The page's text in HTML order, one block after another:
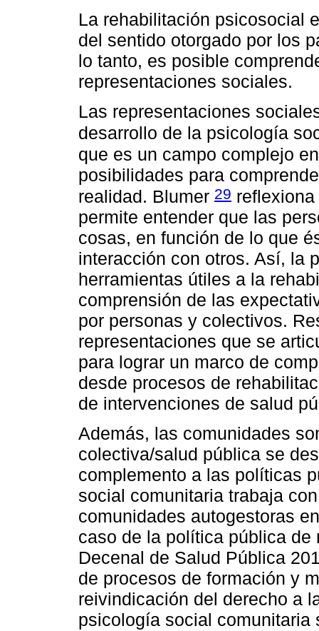
La rehabilitación psicosocial
del sentido otorgado por los
lo tanto, es posible
representaciones sociales.
Las representaciones
desarrollo de la psicología
que es un campo complejo
posibilidades para
realidad. Blumer 29
permite entender que las
cosas, en función de lo que
interacción con otros. Así, la
herramientas útiles a la
comprensión de las
por personas y colectivos.
representaciones que se
para lograr un marco de
desde procesos de
de intervenciones de salud
Además, las comunidades
colectiva/salud pública se
complemento a las políticas
social comunitaria trabaja
comunidades autogestoras
caso de la política pública
Decenal de Salud Pública
de procesos de formación y
reivindicación del derecho a
psicología social comunitaria